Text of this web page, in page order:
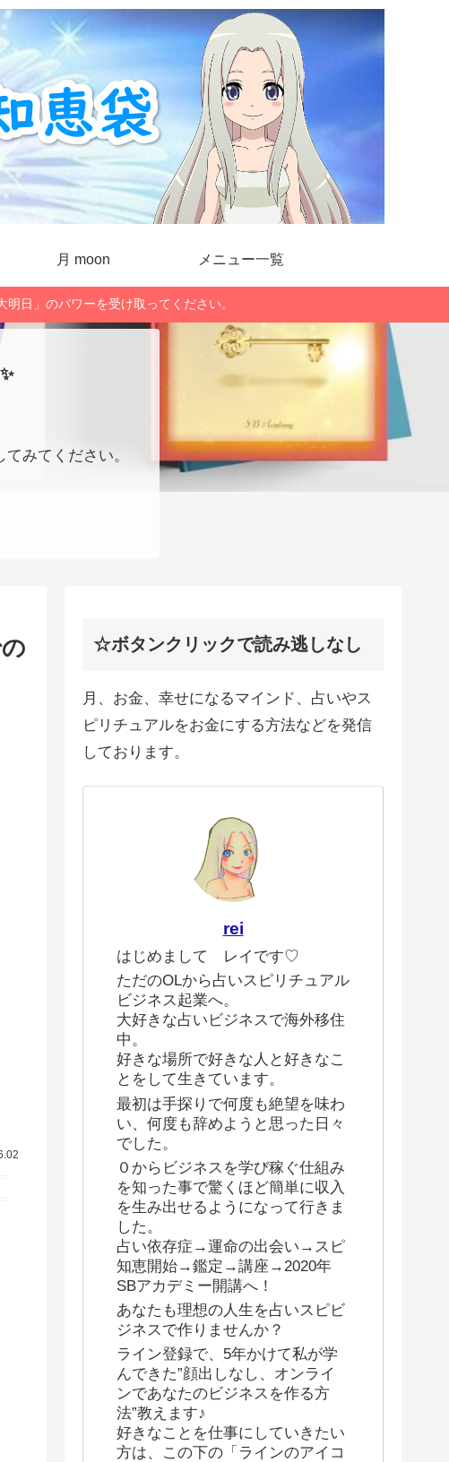
月 moon メニュー一覧
日」のパワーを受け取ってください。
みてください。
☆ボタンクリックで読み逃しなし
月、お金、幸せになるマインド、占いやス
ピリチュアルをお金にする方法などを発信
しております。
rei
はじめまして レイです♡
ただのOLから占いスピリチュアル
ビジネス起業へ。
大好きな占いビジネスで海外移住
中。
好きな場所で好きな人と好きなこ
とをして生きています。
最初は手探りで何度も絶望を味わ
い、何度も辞めようと思った日々
でした。
０からビジネスを学び稼ぐ仕組み
を知った事で驚くほど簡単に収入
を生み出せるようになって行きま
した。
占い依存症→運命の出会い→スピ
知恵開始→鑑定→講座→2020年
SBアカデミー開講へ！
あなたも理想の人生を占いスピビ
ジネスで作りませんか？
ライン登録で、5年かけて私が学
んできた”顔出しなし、オンライ
ンであなたのビジネスを作る方
法”教えます♪
好きなことを仕事にしていきたい
方は、この下の「ラインのアイコ